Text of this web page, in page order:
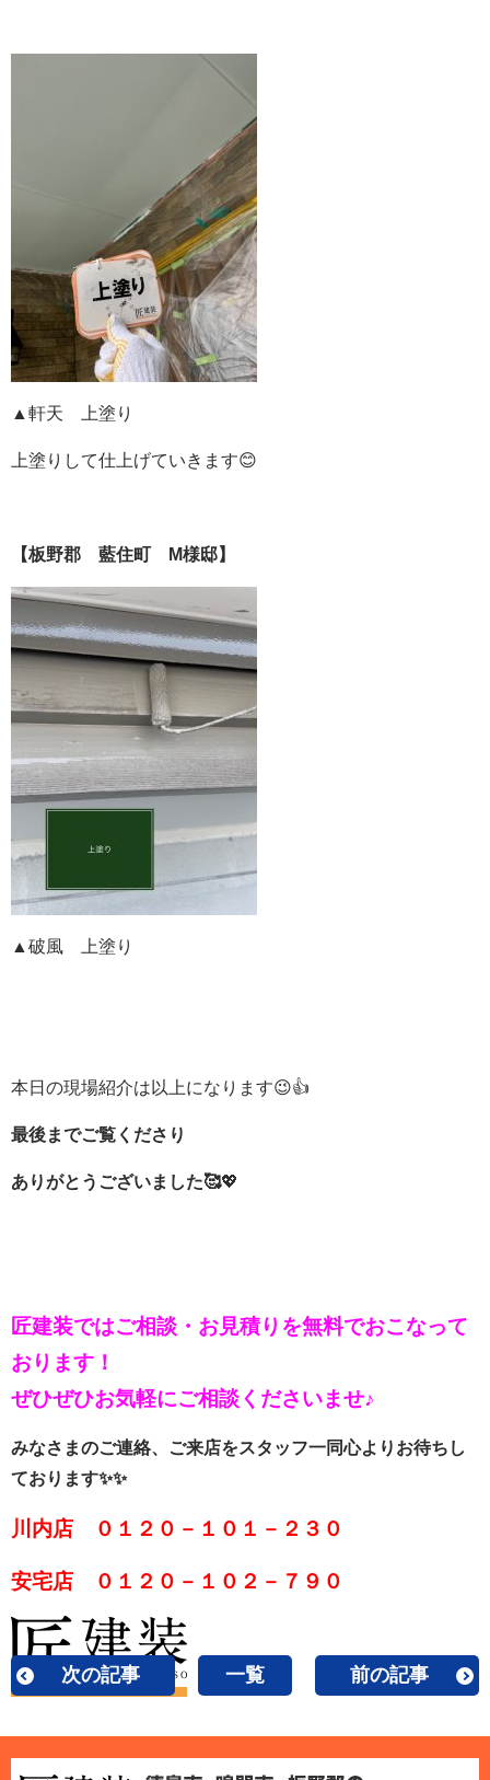
▲軒天 上塗り
上塗りして仕上げていきます😊
【板野郡 藍住町 M様邸】
▲破風 上塗り
本日の現場紹介は以上になります😉👍
最後までご覧くださり
ありがとうございました🥰💖
匠建装ではご相談・お見積りを無料でおこなって
おります！
ぜひぜひお気軽にご相談くださいませ♪
みなさまのご連絡、ご来店をスタッフ一同心よりお待ちし
ております✨✨
川内店 ０１２０－１０１－２３０
安宅店 ０１２０－１０２－７９０
次の記事 一覧 前の記事